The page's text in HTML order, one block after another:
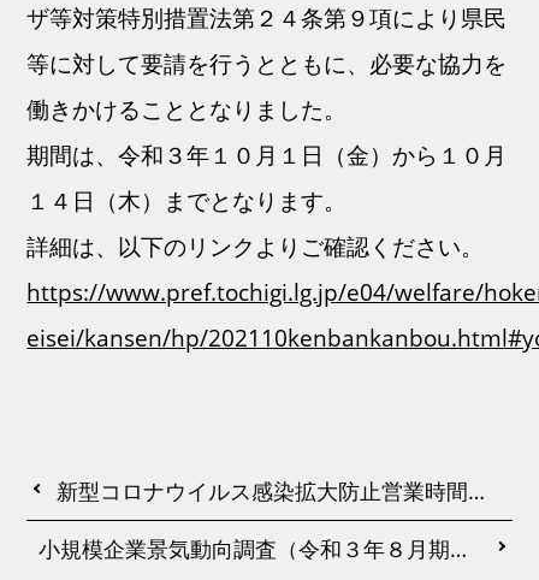
ザ等対策特別措置法第２４条第９項により県民
等に対して要請を行うとともに、必要な協力を
働きかけることとなりました。
期間は、令和３年１０月１日（金）から１０月
１４日（木）までとなります。
詳細は、以下のリンクよりご確認ください。
https://www.pref.tochigi.lg.jp/e04/welfare/
eisei/kansen/hp/
新型コロナウイルス感染拡大防止営業時間短縮協力金のご案内
小規模企業景気動向調査（令和３年８月期調査）結果について